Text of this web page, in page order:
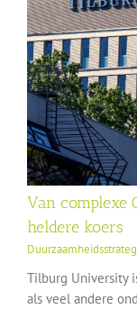
Van complexe
heldere koers
Tilburg University
als veel andere